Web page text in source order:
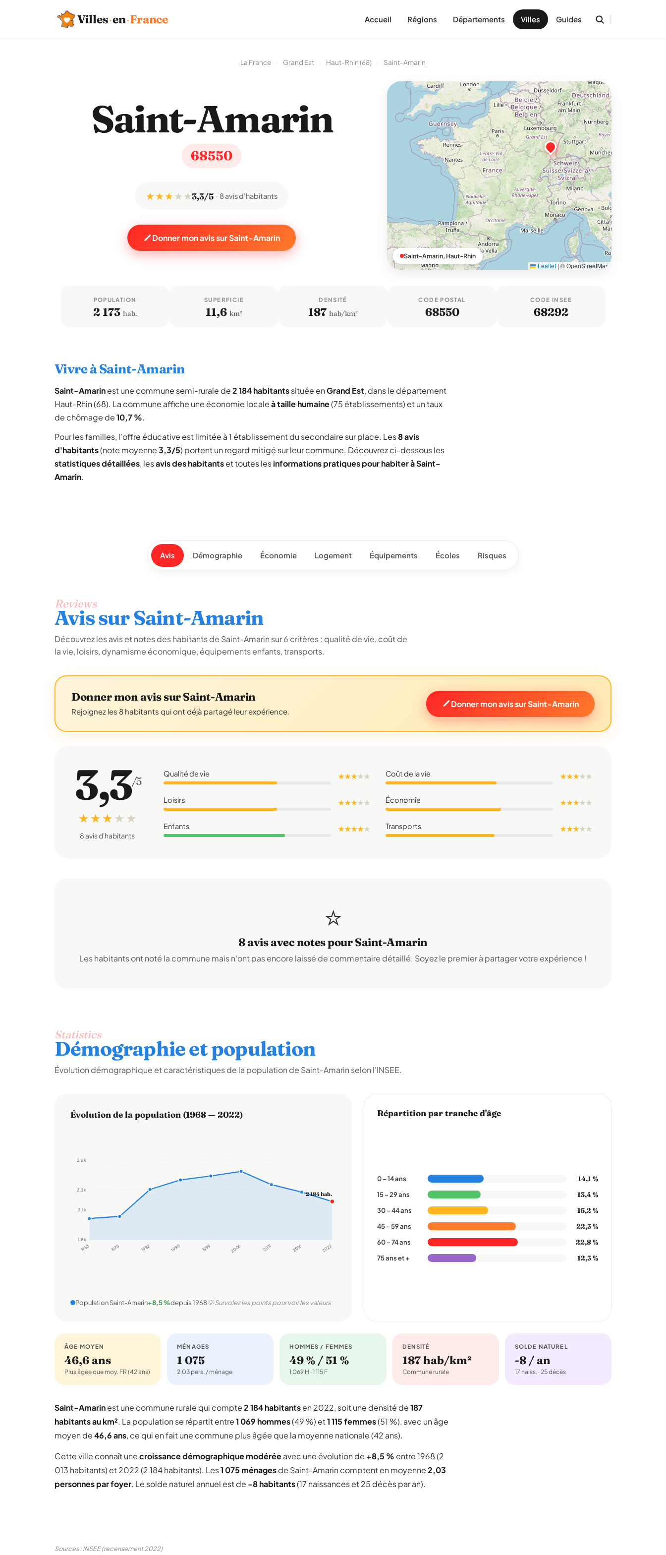
Villes·en·France Accueil Régions Départements Villes Guides
La France Grand Est Haut-Rhin (68) Saint-Amarin
Saint-Amarin
68550
★ ★ ★★ ★3,3/5 8 avis d'habitants
Donner mon avis sur Saint-Amarin
Leaflet | © OpenStreetMap
Saint-Amarin, Haut-Rhin
POPULATION
2 173 hab.
SUPERFICIE
11,6 km²
DENSITÉ
187 hab/km²
CODE POSTAL
68550
CODE INSEE
68292
Vivre à Saint-Amarin
Saint-Amarinest une commune semi-rurale de2 184 habitantssituée enGrand Est, dans le département
Haut-Rhin (68). La commune affiche une économie localeà taille humaine(75 établissements) et un taux
de chômage de10,7 %.
Pour les familles, l'offre éducative est limitée à 1 établissement du secondaire sur place. Les8 avis
d'habitants(note moyenne3,3/5) portent un regard mitigé sur leur commune. Découvrez ci-dessous les
statistiques détaillées, lesavis des habitantset toutes lesinformations pratiques pour habiter à Saint-
Amarin.
Avis Démographie Économie Logement Équipements Écoles Risques
Reviews
Avis sur Saint-Amarin
Découvrez les avis et notes des habitants de Saint-Amarin sur 6 critères : qualité de vie, coût de
la vie, loisirs, dynamisme économique, équipements enfants, transports.
Donner mon avis sur Saint-Amarin
Rejoignez les 8 habitants qui ont déjà partagé leur expérience.
Donner mon avis sur Saint-Amarin
3,3/5
★ ★ ★ ★ ★
8 avis d'habitants
Qualité de vie ★ ★ ★★★ Coût de la vie ★ ★ ★★★
Loisirs ★ ★ ★★★ Économie ★ ★ ★★★
Enfants ★ ★ ★ ★★ Transports ★ ★ ★★★
⭐
8 avis avec notes pour Saint-Amarin
Les habitants ont noté la commune mais n'ont pas encore laissé de commentaire détaillé. Soyez le premier à partager votre expérience !
Statistics
Démographie et population
Évolution démographique et caractéristiques de la population de Saint-Amarin selon l'INSEE.
Évolution de la population (1968 — 2022)
1,8 k
2,1 k
2,3 k
2,6 k
1968 1975 1982 1990 1999 2006 2011 2016 2022
2 184 hab.
Population Saint-Amarin+8,5 %depuis 1968💡 Survolez les points pour voir les valeurs
Répartition par tranche d'âge
0 – 14 ans 14,1 %
15 – 29 ans 13,4 %
30 – 44 ans 15,2 %
45 – 59 ans 22,3 %
60 – 74 ans 22,8 %
75 ans et + 12,3 %
ÂGE MOYEN
46,6 ans
Plus âgée que moy. FR (42 ans)
MÉNAGES
1 075
2,03 pers. / ménage
HOMMES / FEMMES
49 % / 51 %
1 069 H · 1 115 F
DENSITÉ
187 hab/km²
Commune rurale
SOLDE NATUREL
-8 / an
17 naiss. · 25 décès
Saint-Amarinest une commune rurale qui compte2 184 habitantsen 2022, soit une densité de187
habitants au km². La population se répartit entre1 069 hommes(49 %) et1 115 femmes(51 %), avec un âge
moyen de46,6 ans, ce qui en fait une commune plus âgée que la moyenne nationale (42 ans).
Cette ville connaît unecroissance démographique modéréeavec une évolution de +8,5 % entre 1968 (2
013 habitants) et 2022 (2 184 habitants). Les1 075 ménagesde Saint-Amarin comptent en moyenne2,03
personnes par foyer. Le solde naturel annuel est de -8 habitants(17 naissances et 25 décès par an).
Sources : INSEE (recensement 2022)